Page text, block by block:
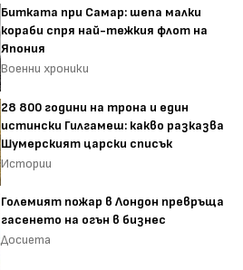
Битката при Самар: шепа малки
кораби спря най-тежкия флот на
Япония
Военни хроники
28 800 години на трона и един
истински Гилгамеш: какво разказва
Шумерският царски списък
Истории
Големият пожар в Лондон превръща
гасенето на огън в бизнес
Досиета